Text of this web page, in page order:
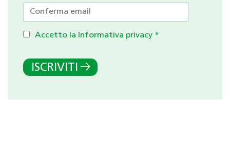
Accetto la Informativa privacy *
ISCRIVITI